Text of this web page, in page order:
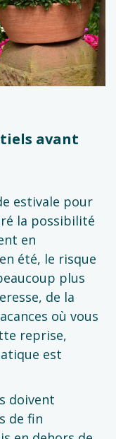
avant
estivale pour
la possibilité
en
été, le risque
plus
de la
où vous
reprise,
est
doivent
de fin